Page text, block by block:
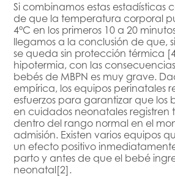
Si combinamos estas estadísticas
de que la temperatura corporal
4°C en los primeros 10 a 20
llegamos a la conclusión de que,
se queda sin protección térmica
hipotermia, con las
bebés de MBPN es muy grave.
empírica, los equipos perinatales
esfuerzos para garantizar que los
en cuidados neonatales registren
dentro del rango normal en el
admisión. Existen varios equipos
un efecto positivo
parto y antes de que el bebé
neonatal[2].